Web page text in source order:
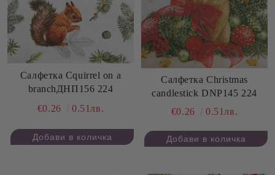
Салфетка Сquirrel on a
branchДНП156 224
€0.26
0.51лв.
Салфетка Christmas
candlestick DNP145 224
€0.26
0.51лв.